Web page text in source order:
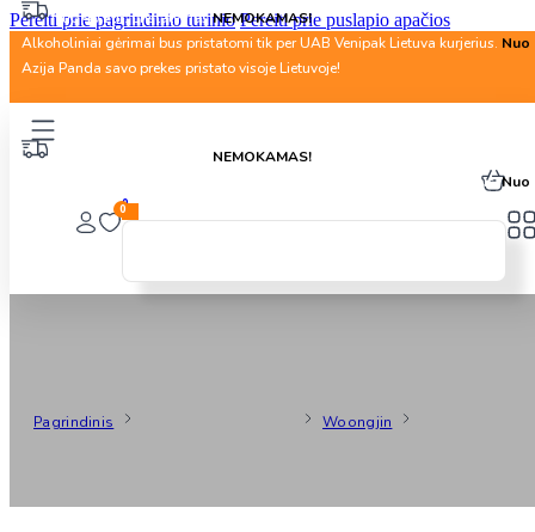
Pereiti prie pagrindinio turinio Pereiti prie puslapio apačios
Nuo 40 Eur. pristatymasNEMOKAMAS!
Alkoholiniai gėrimai bus pristatomi tik per UAB Venipak Lietuva kurjerius. Nuo
Azija Panda savo prekes pristato visoje Lietuvoje!
NEMOKAMAS!
Alkoholiniai gėrimai bus pristatomi tik per UAB Venipak Lietuva kurjerius.Nuo
00
Pagrindinis Woongjin